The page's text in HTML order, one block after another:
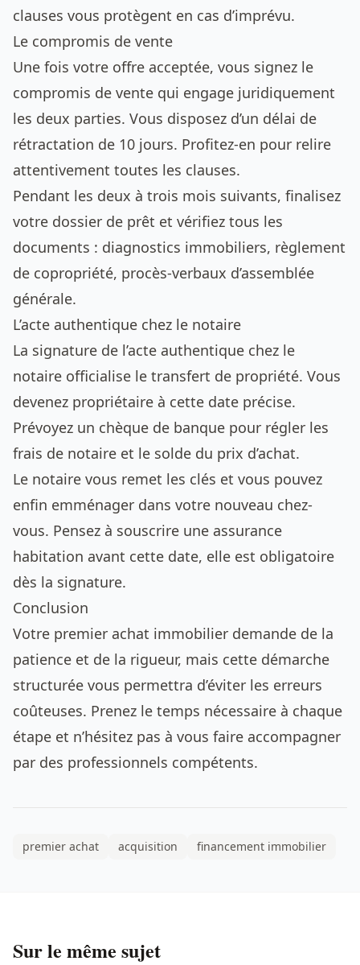
clauses vous protègent en cas d’imprévu.
Le compromis de vente
Une fois votre offre acceptée, vous signez le
compromis de vente qui engage juridiquement
les deux parties. Vous disposez d’un délai de
rétractation de 10 jours. Profitez-en pour relire
attentivement toutes les clauses.
Pendant les deux à trois mois suivants, finalisez
votre dossier de prêt et vérifiez tous les
documents : diagnostics immobiliers, règlement
de copropriété, procès-verbaux d’assemblée
générale.
L’acte authentique chez le notaire
La signature de l’acte authentique chez le
notaire officialise le transfert de propriété. Vous
devenez propriétaire à cette date précise.
Prévoyez un chèque de banque pour régler les
frais de notaire et le solde du prix d’achat.
Le notaire vous remet les clés et vous pouvez
enfin emménager dans votre nouveau chez-
vous. Pensez à souscrire une assurance
habitation avant cette date, elle est obligatoire
dès la signature.
Conclusion
Votre premier achat immobilier demande de la
patience et de la rigueur, mais cette démarche
structurée vous permettra d’éviter les erreurs
coûteuses. Prenez le temps nécessaire à chaque
étape et n’hésitez pas à vous faire accompagner
par des professionnels compétents.
premier achat acquisition financement immobilier
Sur le même sujet